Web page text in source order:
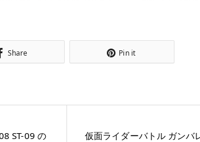
Share Pin it
ST-09 の
仮面ライダーバトル ガンバ